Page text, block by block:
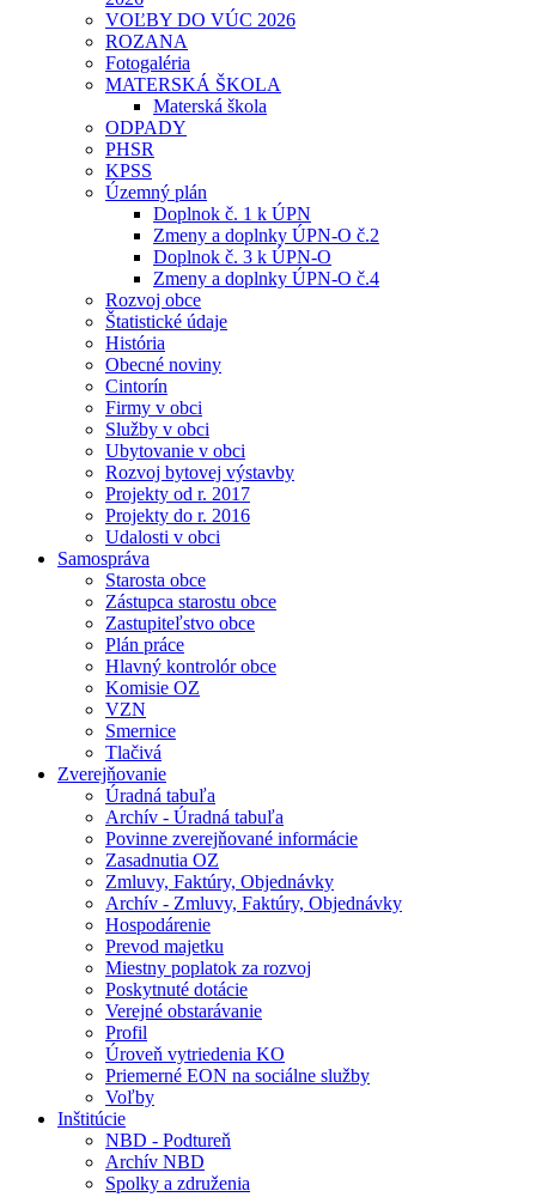
VOĽBY DO VÚC 2026
ROZANA
Fotogaléria
MATERSKÁ ŠKOLA
Materská škola
ODPADY
PHSR
KPSS
Územný plán
Doplnok č. 1 k ÚPN
Zmeny a doplnky ÚPN-O č.2
Doplnok č. 3 k ÚPN-O
Zmeny a doplnky ÚPN-O č.4
Rozvoj obce
Štatistické údaje
História
Obecné noviny
Cintorín
Firmy v obci
Služby v obci
Ubytovanie v obci
Rozvoj bytovej výstavby
Projekty od r. 2017
Projekty do r. 2016
Udalosti v obci
Samospráva
Starosta obce
Zástupca starostu obce
Zastupiteľstvo obce
Plán práce
Hlavný kontrolór obce
Komisie OZ
VZN
Smernice
Tlačivá
Zverejňovanie
Úradná tabuľa
Archív - Úradná tabuľa
Povinne zverejňované informácie
Zasadnutia OZ
Zmluvy, Faktúry, Objednávky
Archív - Zmluvy, Faktúry, Objednávky
Hospodárenie
Prevod majetku
Miestny poplatok za rozvoj
Poskytnuté dotácie
Verejné obstarávanie
Profil
Úroveň vytriedenia KO
Priemerné EON na sociálne služby
Voľby
Inštitúcie
NBD - Podtureň
Archív NBD
Spolky a združenia